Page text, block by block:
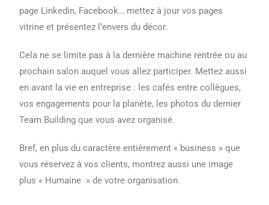
page Linkedin, Facebook… mettez à jour vos pages
vitrine et présentez l’envers du décor.
Cela ne se limite pas à la dernière machine rentrée ou au
prochain salon auquel vous allez participer. Mettez aussi
en avant la vie en entreprise : les cafés entre collègues,
vos engagements pour la planète, les photos du dernier
Team Building que vous avez organisé.
Bref, en plus du caractère entièrement « business » que
vous réservez à vos clients, montrez aussi une image
plus « Humaine » de votre organisation.